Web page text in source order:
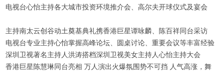
电视台心怡主持各大城市投资环境推介会、高尔夫开球仪式及宴会
主持南太云创谷动土奠基典礼携香港巨星谭咏麟、陈百祥同台采访
电视台专业主持心怡掌握高峰论坛、圆桌讨论、重要会议等丰富经验
深圳卫视著名主持人洪涛搭档深圳卫视美女主持人心怡主持大会
香港巨星陈慧琳同台亮相 万人演出火爆氛围势不可挡 人气高涨，舞